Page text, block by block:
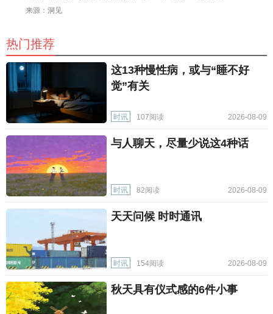
来源：洞见
热门推荐
这13种慢性病，或与“睡不好
觉”有关
时讯 107阅读 2026-08-09
与人聊天，尽量少说这4种话
时讯 82阅读 2026-08-09
天天问候 时时通讯
时讯 154阅读 2026-08-09
秋天具有仪式感的6件小事